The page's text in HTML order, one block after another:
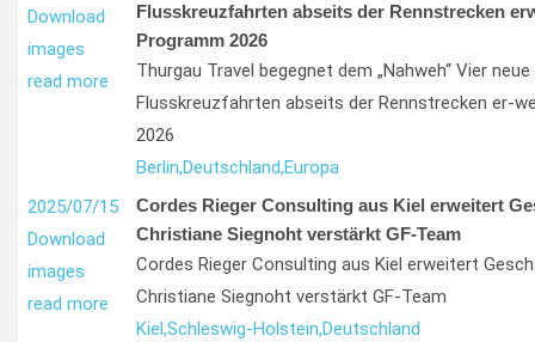
Download
images
read more
Flusskreuzfahrten abseits der Rennstrecken
Programm 2026
Thurgau Travel begegnet dem „Nahweh“ Vier
Flusskreuzfahrten abseits der Rennstrecken er-
2026
Berlin,Deutschland,Europa
2025/07/15
Download
images
read more
Cordes Rieger Consulting aus Kiel erweitert
Christiane Siegnoht verstärkt GF-Team
Cordes Rieger Consulting aus Kiel erweitert
Christiane Siegnoht verstärkt GF-Team
Kiel,Schleswig-Holstein,Deutschland